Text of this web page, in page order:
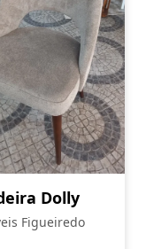
Dolly
Figueiredo